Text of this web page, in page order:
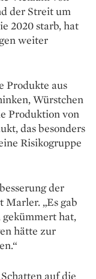
der Streit um
2020 starb, hat
weiter
Produkte aus
Würstchen
Produktion von
das besonders
Risikogruppe
der
Marler. „Es gab
hat,
hätte zur
auf die